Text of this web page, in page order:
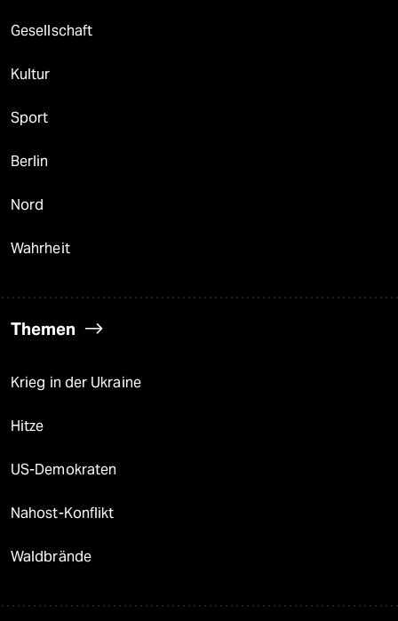
Gesellschaft
Kultur
Sport
Berlin
Nord
Wahrheit
Themen
Krieg in der Ukraine
Hitze
US-Demokraten
Nahost-Konflikt
Waldbrände